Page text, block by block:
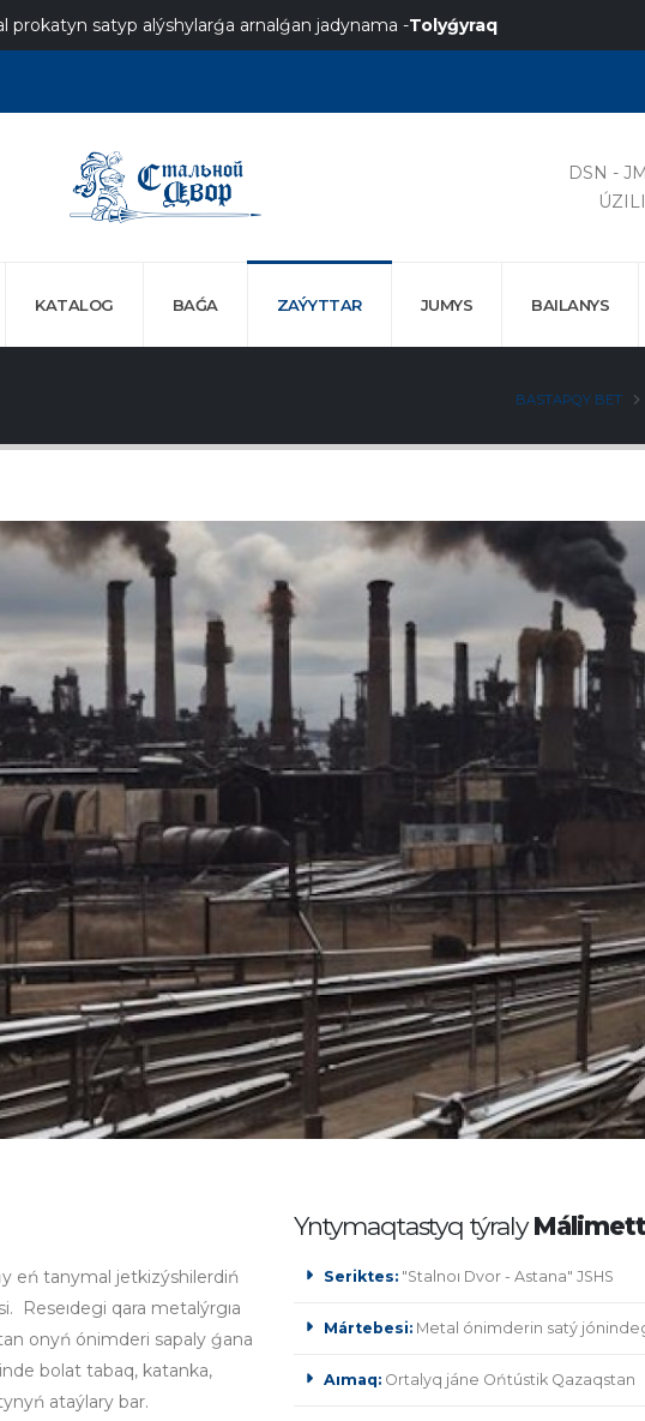
prokatyn satyp alýshylarǵa arnalǵan jadynama -Tolyǵyraq
DSN -
KATALOG BAǴA ZAÝYTTAR JUMYS BAILANYS
BASTAPQY BET
eń tanymal jetkizýshilerdiń
Reseıdegi qara metalýrgıa
onyń ónimderi sapaly ǵana
bolat tabaq, katanka,
ataýlary bar.
Yntymaqtastyq týraly
Seriktes: "Stalnoı Dvor - Astana" JSHS
Mártebesi: Metal ónimderin satý
Aımaq: Ortalyq jáne Ońtústik Qazaqstan